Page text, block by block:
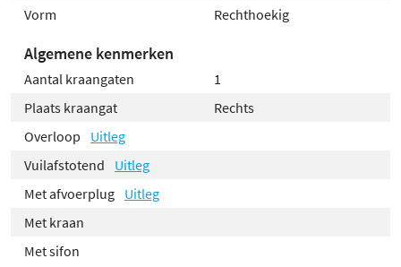
Vorm
Rechthoekig
Algemene kenmerken
Aantal kraangaten
1
Plaats kraangat
Rechts
Overloop
Uitleg
Vuilafstotend
Uitleg
Met afvoerplug Uitleg
Met kraan
Met sifon